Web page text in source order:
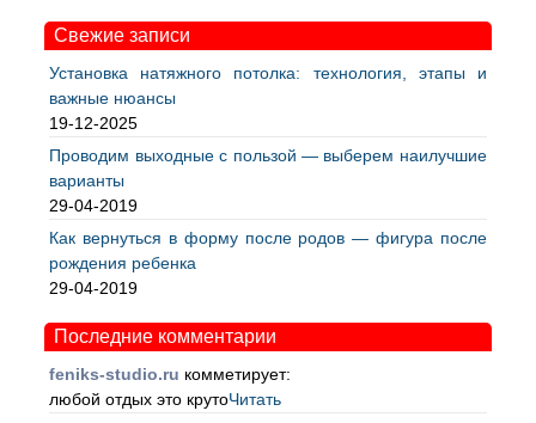
Свежие записи
Установка натяжного потолка: технология, этапы и
важные нюансы
19-12-2025
Проводим выходные с пользой — выберем наилучшие
варианты
29-04-2019
Как вернуться в форму после родов — фигура после
рождения ребенка
29-04-2019
Последние комментарии
feniks-studio.ru комметирует:
любой отдых это крутоЧитать